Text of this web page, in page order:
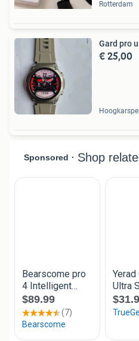
Rotterdam
Gard pro
€ 25,00
Hoogkarspel